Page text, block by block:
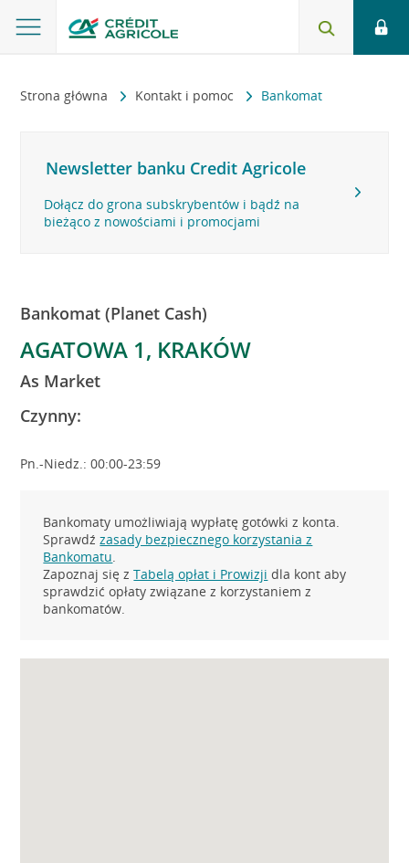
Strona główna Kontakt i pomoc Bankomat
Newsletter banku Credit Agricole
Dołącz do grona subskrybentów i bądź na
bieżąco z nowościami i promocjami
Bankomat (Planet Cash)
AGATOWA 1, KRAKÓW
As Market
Czynny:
Pn.-Niedz.: 00:00-23:59
Bankomaty umożliwiają wypłatę gotówki z konta.
Sprawdźzasady bezpiecznego korzystania z
Bankomatu.
Zapoznaj się zTabelą opłat i Prowizji dla kont aby
sprawdzić opłaty związane z korzystaniem z
bankomatów.